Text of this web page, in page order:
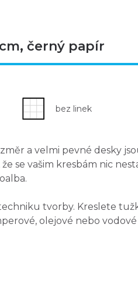
černý papír
bez linek
a velmi pevné desky
že se vašim kresbám nic
.
tvorby. Kreslete
olejové nebo vodové